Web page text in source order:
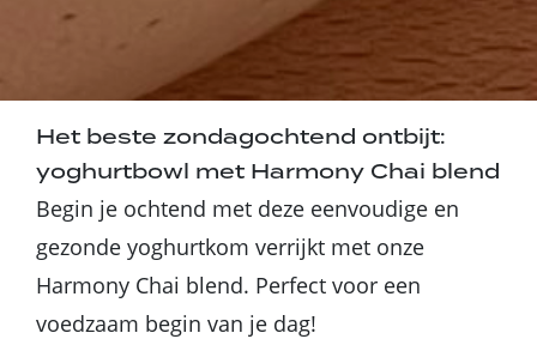
Het beste zondagochtend ontbijt:
yoghurtbowl met Harmony Chai blend
Begin je ochtend met deze eenvoudige en
gezonde yoghurtkom verrijkt met onze
Harmony Chai blend. Perfect voor een
voedzaam begin van je dag!